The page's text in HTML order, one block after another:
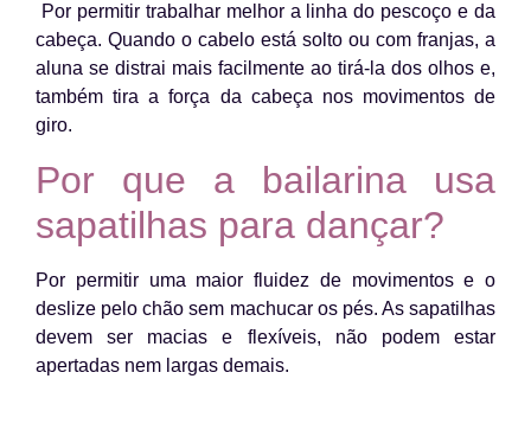
Por permitir trabalhar melhor a linha do pescoço e da
cabeça. Quando o cabelo está solto ou com franjas, a
aluna se distrai mais facilmente ao tirá-la dos olhos e,
também tira a força da cabeça nos movimentos de
giro.
Por que a bailarina usa
sapatilhas para dançar?
Por permitir uma maior fluidez de movimentos e o
deslize pelo chão sem machucar os pés. As sapatilhas
devem ser macias e flexíveis, não podem estar
apertadas nem largas demais.